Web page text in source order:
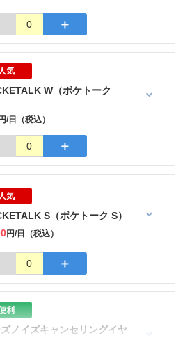
0 ＋
人気
W（ポケトーク
/日（税込）
0 ＋
人気
S（ポケトーク S）
円/日（税込）
0 ＋
利
ノイズキャンセリングイヤ